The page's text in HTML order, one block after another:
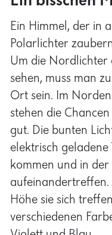
Polarlichter
Um die Nordlichter
sehen, muss man
Ort sein. Im
stehen die
gut. Die bunten
elektrisch geladene
kommen und in der
aufeinandertreffen.
Höhe sie sich
verschiedenen
Violett und Blau.